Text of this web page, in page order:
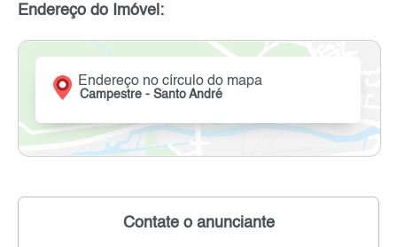
Endereço do Imóvel:
Endereço no círculo do mapa
Campestre - Santo André
Contate o anunciante